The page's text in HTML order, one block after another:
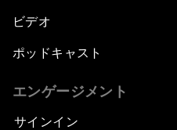
ビデオ
ポッドキャスト
エンゲージメント
サインイン